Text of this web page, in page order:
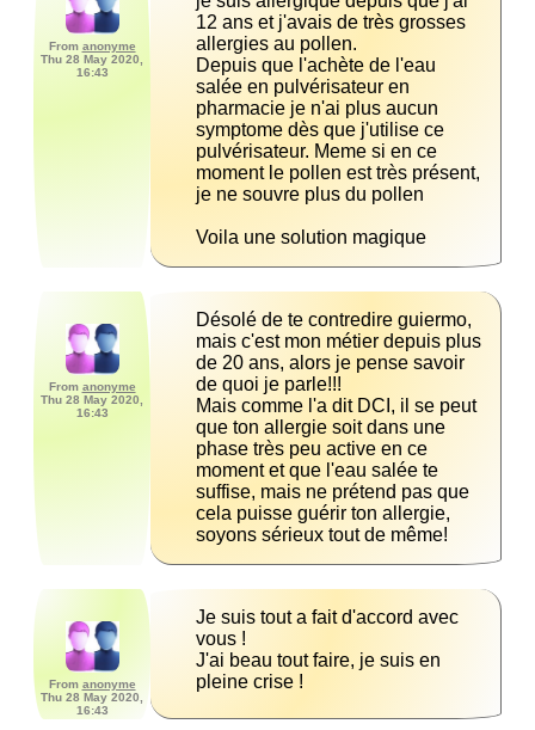
From anonyme
Thu 28 May 2020,
16:43
12 ans et j'avais de très grosses
Depuis que l'achète de l'eau
salée en pulvérisateur en
pharmacie je n'ai plus aucun
symptome dès que j'utilise ce
pulvérisateur. Meme si en ce
moment le pollen est très présent,
Voila une solution magique
From anonyme
Thu 28 May 2020,
16:43
Désolé de te contredire guiermo,
mais c'est mon métier depuis plus
de 20 ans, alors je pense savoir
Mais comme l'a dit DCI, il se peut
que ton allergie soit dans une
phase très peu active en ce
moment et que l'eau salée te
suffise, mais ne prétend pas que
cela puisse guérir ton allergie,
soyons sérieux tout de même!
From anonyme
Thu 28 May 2020,
16:43
Je suis tout a fait d'accord avec
J'ai beau tout faire, je suis en
pleine crise !